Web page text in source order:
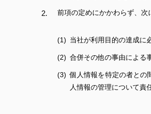
前項の定めにかかわらず、次
当社が利用目的の達成に
合併その他の事由による
個人情報を特定の者との
人情報の管理について責